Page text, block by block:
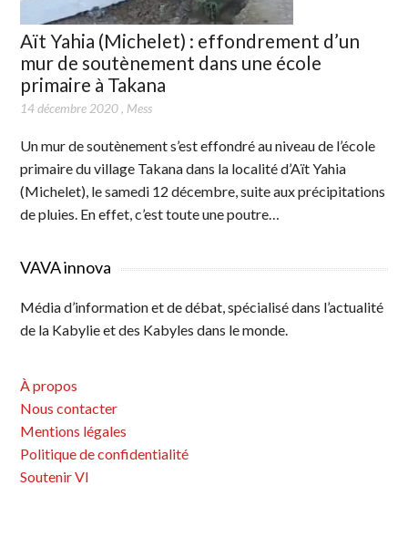
Aït Yahia (Michelet) : effondrement d’un
mur de soutènement dans une école
primaire à Takana
14 décembre 2020, Mess
Un mur de soutènement s’est effondré au niveau de l’école
primaire du village Takana dans la localité d’Aït Yahia
(Michelet), le samedi 12 décembre, suite aux précipitations
de pluies. En effet, c’est toute une poutre…
VAVA innova
Média d’information et de débat, spécialisé dans l’actualité
de la Kabylie et des Kabyles dans le monde.
À propos
Nous contacter
Mentions légales
Politique de confidentialité
Soutenir VI